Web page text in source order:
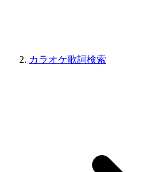
カラオケ歌詞検索